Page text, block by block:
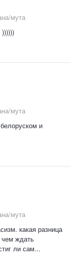
мута
мута
и
мута
какая разница
чем ждать
ли сам...